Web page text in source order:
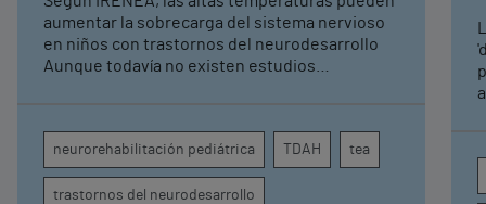
neurorrehabilitación
pediátrica de Vithas
aumentar la sobrecarga del sistema nervioso
en niños con trastornos del neurodesarrollo
Aunque todavía no existen estudios
atención, la regulación emocional y la
conducta
neurorehabilitación pediátrica TDAH tea
trastornos del neurodesarrollo